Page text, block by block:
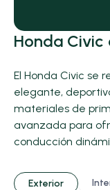
Honda Civic
El Honda Civic se
elegante,
materiales de
avanzada para
conducción
Exterior